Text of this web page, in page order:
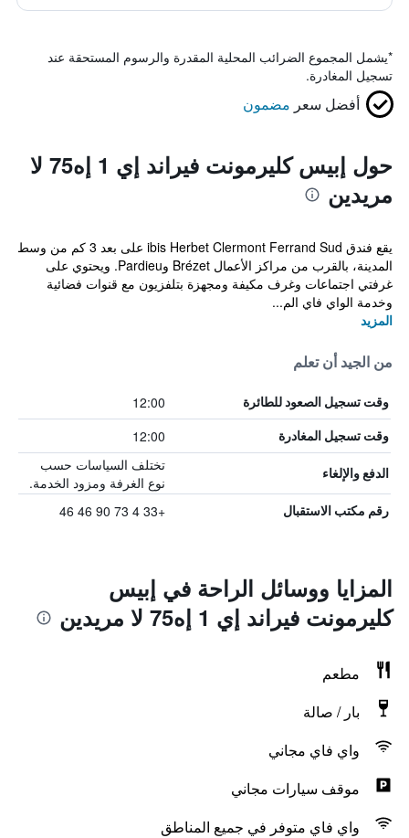
*يشمل المجموع الضرائب المحلية المقدرة والرسوم المستحقة عند
تسجيل المغادرة.
أفضل سعر مضمون
حول إبيس كليرمونت فيراند إي 1 إه75 لا
مريدين
يقع فندق ibis Herbet Clermont Ferrand Sud على بعد 3 كم من وسط
المدينة، بالقرب من مراكز الأعمال Brézet وPardieu. ويحتوي على
غرفتي اجتماعات وغرف مكيفة ومجهزة بتلفزيون مع قنوات فضائية
وخدمة الواي فاي الم...
المزيد
من الجيد أن تعلم
وقت تسجيل الصعود للطائرة 12:00
وقت تسجيل المغادرة 12:00
الدفع والإلغاء
تختلف السياسات حسب
نوع الغرفة ومزود الخدمة.
رقم مكتب الاستقبال +33 4 73 90 46 46
المزايا ووسائل الراحة في إبيس
كليرمونت فيراند إي 1 إه75 لا مريدين
مطعم
بار / صالة
واي فاي مجاني
موقف سيارات مجاني
واي فاي متوفر في جميع المناطق